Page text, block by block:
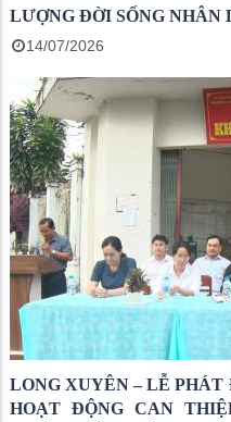
LƯỢNG ĐỜI SỐNG NHÂN
14/07/2026
LONG XUYÊN – LỄ
HOẠT ĐỘNG CAN